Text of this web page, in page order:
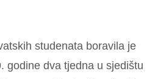
studenata boravila je
godine dva tjedna u sjedištu